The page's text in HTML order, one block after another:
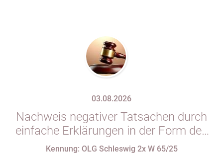
03.08.2026
Nachweis negativer Tatsachen durch
einfache Erklärungen in der Form des
§ 29 GBO (hier: Nichtgeltendmachung
Kennung: OLG Schleswig 2x W 65/25